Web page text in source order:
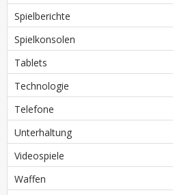
Spielberichte
Spielkonsolen
Tablets
Technologie
Telefone
Unterhaltung
Videospiele
Waffen